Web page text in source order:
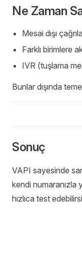
Ne Zaman
Mesai dışı
Farklı birimlere
IVR (tuşlama
Bunlar dışında
Sonuç
VAPI sayesinde
kendi numaranızla
hızlıca test